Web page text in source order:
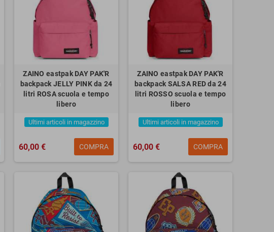
ZAINO eastpak DAY PAK'R
backpack JELLY PINK da 24
litri ROSA scuola e tempo
libero
Ultimi articoli in magazzino
60,00 € COMPRA
ZAINO eastpak DAY PAK'R
backpack SALSA RED da 24
litri ROSSO scuola e tempo
libero
Ultimi articoli in magazzino
60,00 € COMPRA